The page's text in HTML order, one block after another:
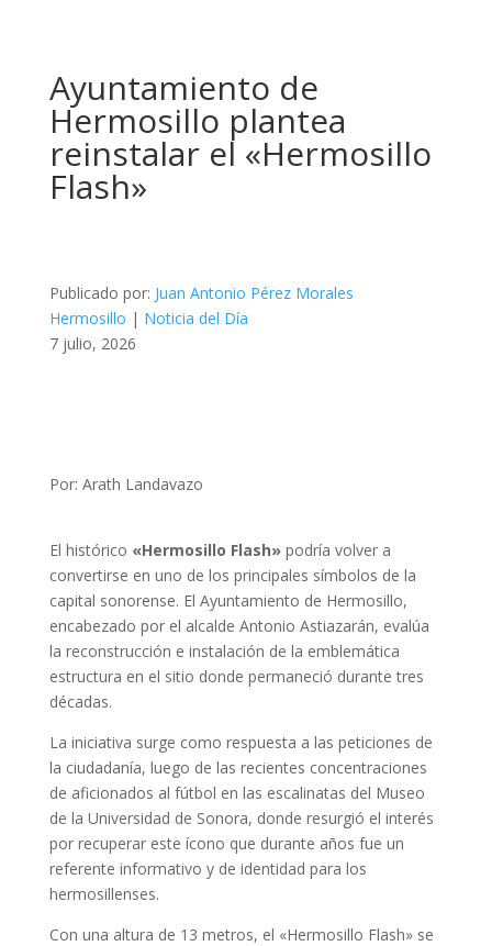
Ayuntamiento de
Hermosillo plantea
reinstalar el «Hermosillo
Flash»
Publicado por: Juan Antonio Pérez Morales
Hermosillo | Noticia del Día
7 julio, 2026
Por: Arath Landavazo
El histórico «Hermosillo Flash»podría volver a
convertirse en uno de los principales símbolos de la
capital sonorense. El Ayuntamiento de Hermosillo,
encabezado por el alcalde Antonio Astiazarán, evalúa
la reconstrucción e instalación de la emblemática
estructura en el sitio donde permaneció durante tres
décadas.
La iniciativa surge como respuesta a las peticiones de
la ciudadanía, luego de las recientes concentraciones
de aficionados al fútbol en las escalinatas del Museo
de la Universidad de Sonora, donde resurgió el interés
por recuperar este ícono que durante años fue un
referente informativo y de identidad para los
hermosillenses.
Con una altura de 13 metros, el «Hermosillo Flash» se